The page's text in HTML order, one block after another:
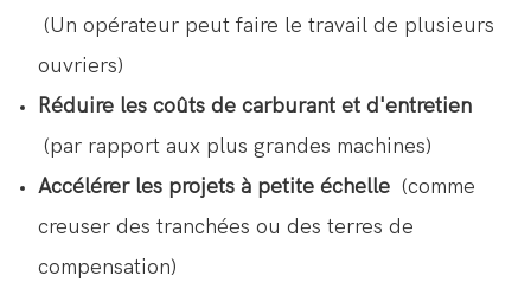
(Un opérateur peut faire le travail de plusieurs
ouvriers)
Réduire les coûts de carburant et d'entretien
(par rapport aux plus grandes machines)
Accélérer les projets à petite échelle (comme
creuser des tranchées ou des terres de
compensation)